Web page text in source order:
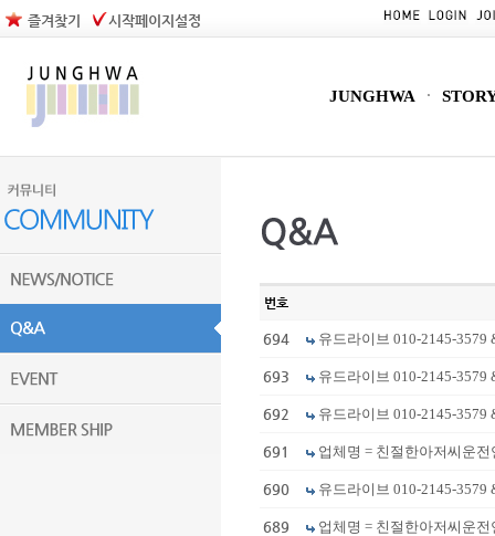
JUNGHWA
즐겨찾기 시작페이지설정
번호
694 유드라이브 010-2145-3579
693 유드라이브 010-2145-3579
692 유드라이브 010-2145-3579
691 업체명 = 친절한아저씨운
690 유드라이브 010-2145-3579
689 업체명 = 친절한아저씨운